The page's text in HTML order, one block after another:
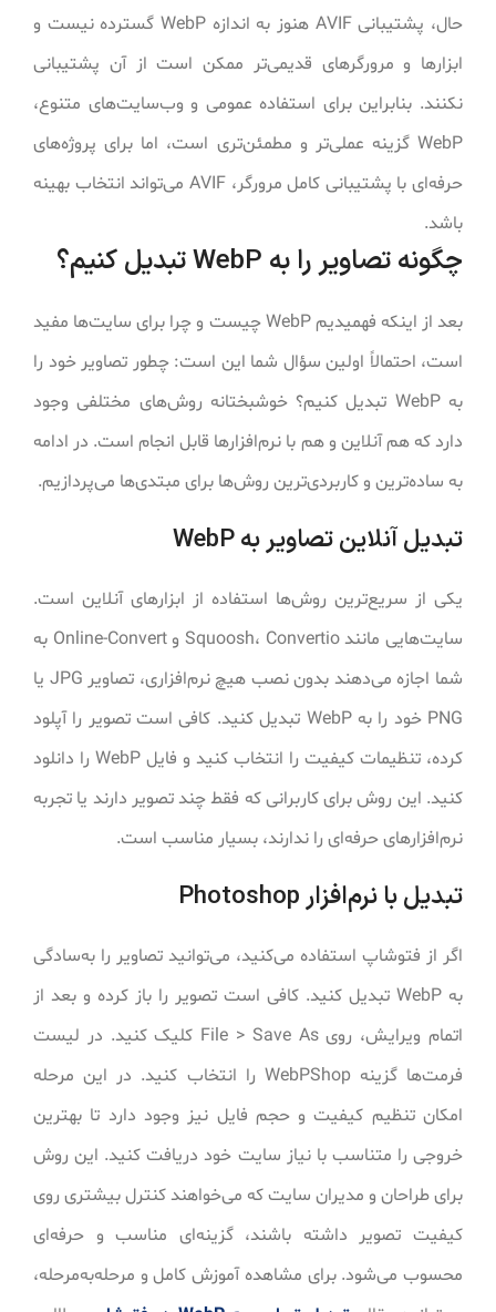
حال، پشتیبانی AVIF هنوز به اندازه WebP گسترده نیست و
ابزارها و مرورگرهای قدیمی‌تر ممکن است از آن پشتیبانی
نکنند. بنابراین برای استفاده عمومی و وب‌سایت‌های متنوع،
WebP گزینه عملی‌تر و مطمئن‌تری است، اما برای پروژه‌های
حرفه‌ای با پشتیبانی کامل مرورگر، AVIF می‌تواند انتخاب بهینه
باشد.
چگونه تصاویر را به WebP تبدیل کنیم؟
بعد از اینکه فهمیدیم WebP چیست و چرا برای سایت‌ها مفید
است، احتمالاً اولین سؤال شما این است: چطور تصاویر خود را
به WebP تبدیل کنیم؟ خوشبختانه روش‌های مختلفی وجود
دارد که هم آنلاین و هم با نرم‌افزارها قابل انجام است. در ادامه
به ساده‌ترین و کاربردی‌ترین روش‌ها برای مبتدی‌ها می‌پردازیم.
تبدیل آنلاین تصاویر به WebP
یکی از سریع‌ترین روش‌ها استفاده از ابزارهای آنلاین است.
سایت‌هایی مانند Squoosh، Convertio و Online-Convert به
شما اجازه می‌دهند بدون نصب هیچ نرم‌افزاری، تصاویر JPG یا
PNG خود را به WebP تبدیل کنید. کافی است تصویر را آپلود
کرده، تنظیمات کیفیت را انتخاب کنید و فایل WebP را دانلود
کنید. این روش برای کاربرانی که فقط چند تصویر دارند یا تجربه
نرم‌افزارهای حرفه‌ای را ندارند، بسیار مناسب است.
تبدیل با نرم‌افزار Photoshop
اگر از فتوشاپ استفاده می‌کنید، می‌توانید تصاویر را به‌سادگی
به WebP تبدیل کنید. کافی است تصویر را باز کرده و بعد از
اتمام ویرایش، روی File > Save As کلیک کنید. در لیست
فرمت‌ها گزینه WebPShop را انتخاب کنید. در این مرحله
امکان تنظیم کیفیت و حجم فایل نیز وجود دارد تا بهترین
خروجی را متناسب با نیاز سایت خود دریافت کنید. این روش
برای طراحان و مدیران سایت که می‌خواهند کنترل بیشتری روی
کیفیت تصویر داشته باشند، گزینه‌ای مناسب و حرفه‌ای
محسوب می‌شود. برای مشاهده آموزش کامل و مرحله‌به‌مرحله،